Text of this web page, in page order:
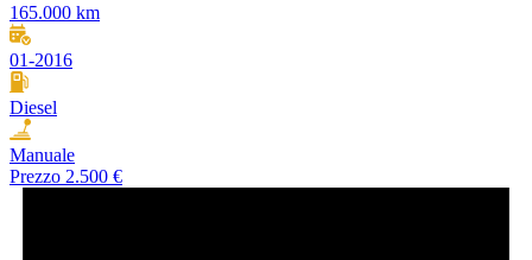
165.000 km
01-2016
Diesel
Manuale
Prezzo 2.500 €